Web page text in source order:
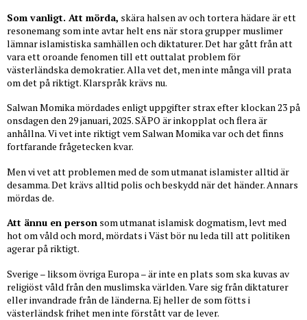
Som vanligt. Att mörda, skära halsen av och tortera hädare är ett
resonemang som inte avtar helt ens när stora grupper muslimer
lämnar islamistiska samhällen och diktaturer. Det har gått från att
vara ett oroande fenomen till ett outtalat problem för
västerländska demokratier. Alla vet det, men inte många vill prata
om det på riktigt. Klarspråk krävs nu.
Salwan Momika mördades enligt uppgifter strax efter klockan 23 på
onsdagen den 29 januari, 2025. SÄPO är inkopplat och flera är
anhållna. Vi vet inte riktigt vem Salwan Momika var och det finns
fortfarande frågetecken kvar.
Men vi vet att problemen med de som utmanat islamister alltid är
desamma. Det krävs alltid polis och beskydd när det händer. Annars
mördas de.
Att ännu en person som utmanat islamisk dogmatism, levt med
hot om våld och mord, mördats i Väst bör nu leda till att politiken
agerar på riktigt.
Sverige – liksom övriga Europa – är inte en plats som ska kuvas av
religiöst våld från den muslimska världen. Vare sig från diktaturer
eller invandrade från de länderna. Ej heller de som fötts i
västerländsk frihet men inte förstått var de lever.